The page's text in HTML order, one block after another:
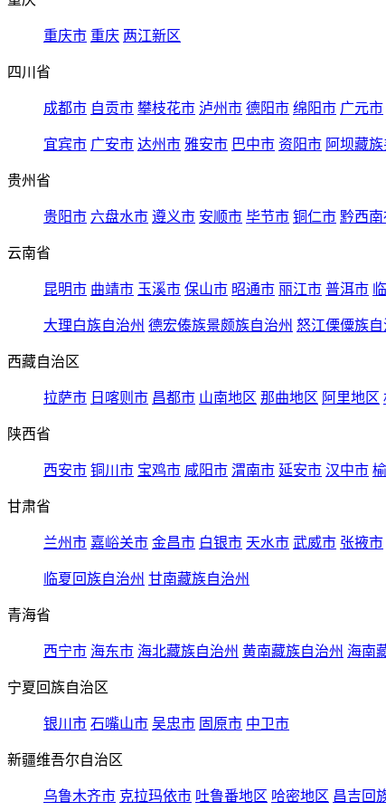
重庆市 重庆 两江新区
四川省
成都市 自贡市 攀枝花市 泸州市 德阳市 绵阳市 广元市
宜宾市 广安市 达州市 雅安市 巴中市 资阳市 阿坝藏
贵州省
贵阳市 六盘水市 遵义市 安顺市 毕节市 铜仁市 黔西南
云南省
昆明市 曲靖市 玉溪市 保山市 昭通市 丽江市 普洱市
大理白族自治州 德宏傣族景颇族自治州 怒江傈僳族自
西藏自治区
拉萨市 日喀则市 昌都市 山南地区 那曲地区 阿里地区
陕西省
西安市 铜川市 宝鸡市 咸阳市 渭南市 延安市 汉中市
甘肃省
兰州市 嘉峪关市 金昌市 白银市 天水市 武威市 张掖市
临夏回族自治州 甘南藏族自治州
青海省
西宁市 海东市 海北藏族自治州 黄南藏族自治州 海南
宁夏回族自治区
银川市 石嘴山市 吴忠市 固原市 中卫市
新疆维吾尔自治区
乌鲁木齐市 克拉玛依市 吐鲁番地区 哈密地区 昌吉回